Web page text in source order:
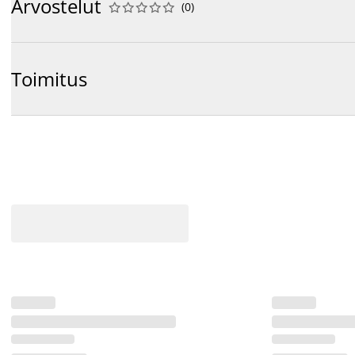
Arvostelut 




 (0)
Toimitus